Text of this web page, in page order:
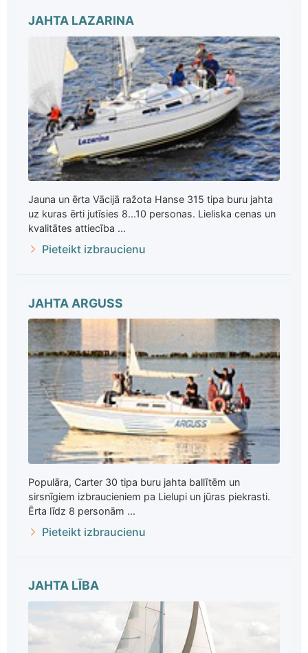
JAHTA LAZARINA
Jauna un ērta Vācijā ražota Hanse 315 tipa buru jahta
uz kuras ērti jutīsies 8...10 personas. Lieliska cenas un
kvalitātes attiecība ...
Pieteikt izbraucienu
JAHTA ARGUSS
Populāra, Carter 30 tipa buru jahta ballītēm un
sirsnīgiem izbraucieniem pa Lielupi un jūras piekrasti.
Ērta līdz 8 personām ...
Pieteikt izbraucienu
JAHTA LĪBA